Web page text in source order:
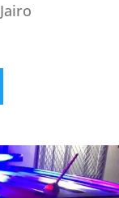
Jairo